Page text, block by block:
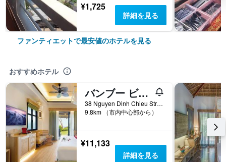
¥1,725
詳細を見る
ファンティエットで最安値のホテルを見る
おすすめホテル
バンブー ビレッジ ビーチ リゾート ＆ スパ
38 Nguyen Dinh Chieu Street, Ham Tien, ファンティエット, ベトナム
9.8km （市内中心部から）
¥11,133
詳細を見る